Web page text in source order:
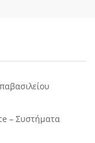
– Συστήματα